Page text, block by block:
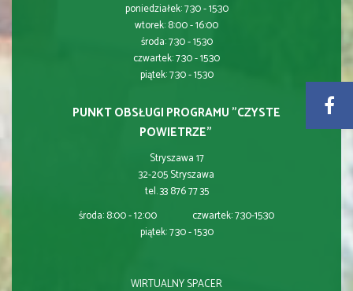
poniedziałek: 7:30 - 15:30
wtorek: 8:00 - 16:00
środa: 7:30 - 15:30
czwartek: 7:30 - 15:30
piątek: 7:30 - 15:30
PUNKT OBSŁUGI PROGRAMU "CZYSTE
POWIETRZE"
Stryszawa 17
32-205 Stryszawa
tel. 33 876 77 35
środa: 8:00 - 12:00 czwartek: 7:30-15:30
piątek: 7:30 - 15:30
WIRTUALNY SPACER